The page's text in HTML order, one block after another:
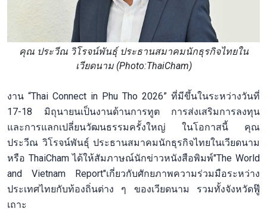
คุณ ประวีณ วิโรจน์พันธุ์ ประธานสมาคมนักธุรกิจไทยใน
เวียดนาม (Photo:ThaiCham)
งาน “Thai Connect in Phu Tho 2026” ที่มีขึ้นในระหว่างวันที่
17-18 มิถุนายนเป็นงานด้านการทูต การส่งเสริมการลงทุน
และการแลกเปลี่ยนวัฒนธรรมครั้งใหญ่ ในโอกาสนี้ คุณ
ประวีณ วิโรจน์พันธุ์ ประธานสมาคมนักธุรกิจไทยในเวียดนาม
หรือ ThaiCham ได้ให้สัมภาษณ์นักข่าวหนังสือพิมพ์"The World
and Vietnam Report"เกี่ยวกับศักยภาพความร่วมมือระหว่าง
ประเทศไทยกับท้องถิ่นต่าง ๆ ของเวียดนาม รวมทั้งจังหวัดฟู๊
เถาะ